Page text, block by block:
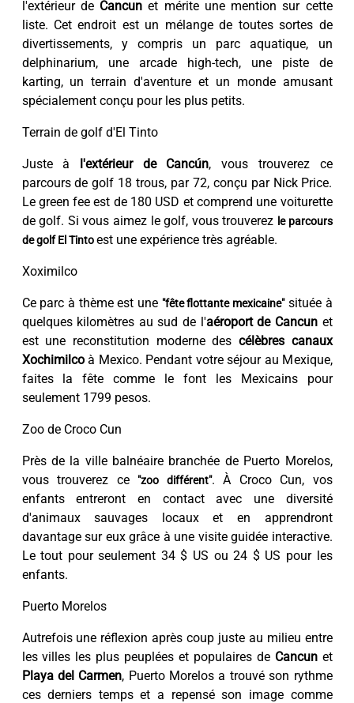
l'extérieur de Cancun et mérite une mention sur cette
liste. Cet endroit est un mélange de toutes sortes de
divertissements, y compris un parc aquatique, un
delphinarium, une arcade high-tech, une piste de
karting, un terrain d'aventure et un monde amusant
spécialement conçu pour les plus petits.
Terrain de golf d'El Tinto
Juste à l'extérieur de Cancún, vous trouverez ce
parcours de golf 18 trous, par 72, conçu par Nick Price.
Le green fee est de 180 USD et comprend une voiturette
de golf. Si vous aimez le golf, vous trouverez le parcours
de golf El Tintoest une expérience très agréable.
Xoximilco
Ce parc à thème est une "fête flottante mexicaine"située à
quelques kilomètres au sud de l'aéroport de Cancunet
est une reconstitution moderne des célèbres canaux
Xochimilcoà Mexico. Pendant votre séjour au Mexique,
faites la fête comme le font les Mexicains pour
seulement 1799 pesos.
Zoo de Croco Cun
Près de la ville balnéaire branchée de Puerto Morelos,
vous trouverez ce
"zoo différent". À Croco Cun, vos
enfants entreront en contact avec une diversité
d'animaux sauvages locaux et en apprendront
davantage sur eux grâce à une visite guidée interactive.
Le tout pour seulement 34 $ US ou 24 $ US pour les
enfants.
Puerto Morelos
Autrefois une réflexion après coup juste au milieu entre
les villes les plus peuplées et populaires de Cancunet
Playa del Carmen, Puerto Morelos a trouvé son rythme
ces derniers temps et a repensé son image comme